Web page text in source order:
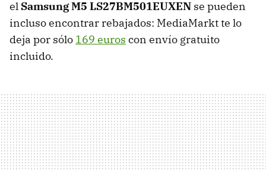
el Samsung M5 LS27BM501EUXEN se pueden
incluso encontrar rebajados: MediaMarkt te lo
deja por sólo 169 euros con envío gratuito
incluido.